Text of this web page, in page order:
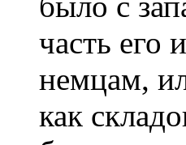
часть его
немцам,
как